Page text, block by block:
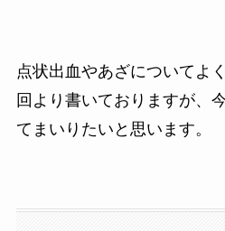
点状出血やあざについてよ
回より書いておりますが、
てまいりたいと思います。